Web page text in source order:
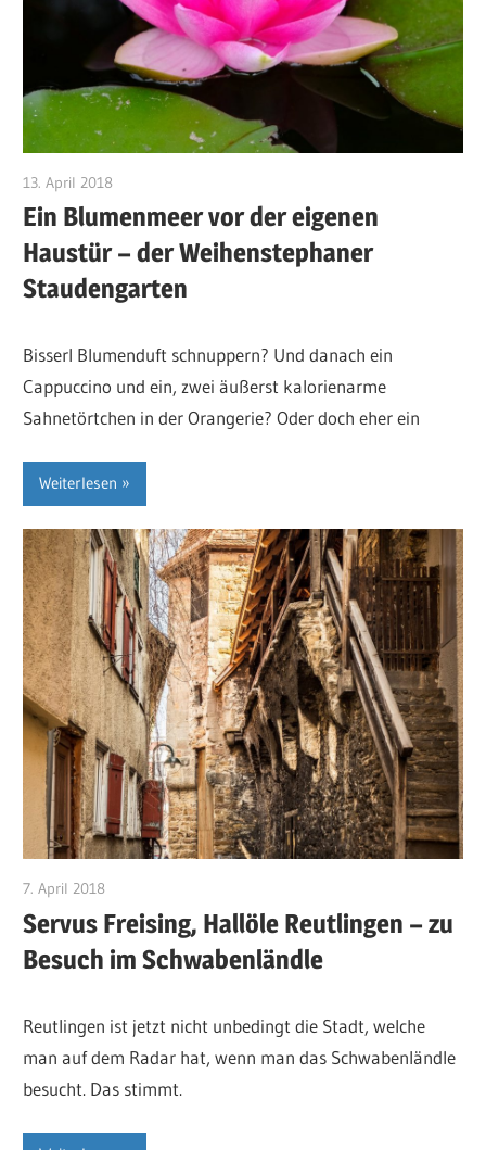
13. April 2018
Ein Blumenmeer vor der eigenen
Haustür – der Weihenstephaner
Staudengarten
Bisserl Blumenduft schnuppern? Und danach ein
Cappuccino und ein, zwei äußerst kalorienarme
Sahnetörtchen in der Orangerie? Oder doch eher ein
Weiterlesen
7. April 2018
Servus Freising, Hallöle Reutlingen – zu
Besuch im Schwabenländle
Reutlingen ist jetzt nicht unbedingt die Stadt, welche
man auf dem Radar hat, wenn man das Schwabenländle
besucht. Das stimmt.